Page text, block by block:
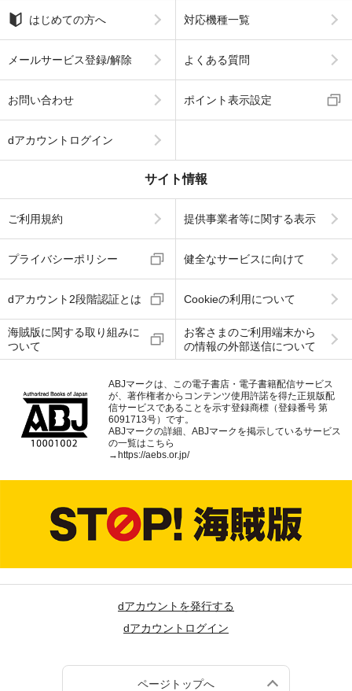
はじめての方へ 対応機種一覧
メールサービス登録/解除 よくある質問
お問い合わせ ポイント表示設定
dアカウントログイン
サイト情報
ご利用規約 提供事業者等に関する表示
プライバシーポリシー 健全なサービスに向けて
dアカウント2段階認証とは Cookieの利用について
海賊版に関する取り組みに
ついて
お客さまのご利用端末から
の情報の外部送信について
ABJマークは、この電子書店・電子書籍配信サービス
が、著作権者からコンテンツ使用許諾を得た正規版配
信サービスであることを示す登録商標（登録番号 第
6091713号）です。
ABJマークの詳細、ABJマークを掲示しているサービス
の一覧はこちら
→https://aebs.or.jp/
dアカウントを発行する
dアカウントログイン
ページトップへ